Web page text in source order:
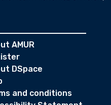
AMUR
DSpace
and conditions